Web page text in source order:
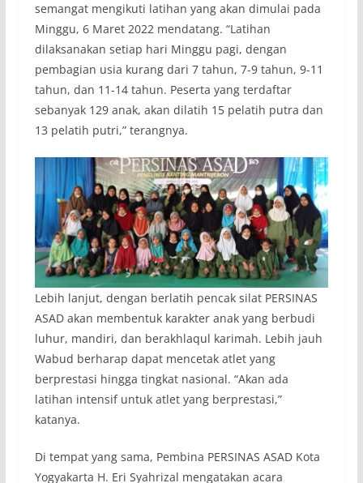
semangat mengikuti latihan yang akan dimulai pada
Minggu, 6 Maret 2022 mendatang. “Latihan
dilaksanakan setiap hari Minggu pagi, dengan
pembagian usia kurang dari 7 tahun, 7-9 tahun, 9-11
tahun, dan 11-14 tahun. Peserta yang terdaftar
sebanyak 129 anak, akan dilatih 15 pelatih putra dan
13 pelatih putri,” terangnya.
Lebih lanjut, dengan berlatih pencak silat PERSINAS
ASAD akan membentuk karakter anak yang berbudi
luhur, mandiri, dan berakhlaqul karimah. Lebih jauh
Wabud berharap dapat mencetak atlet yang
berprestasi hingga tingkat nasional. “Akan ada
latihan intensif untuk atlet yang berprestasi,”
katanya.
Di tempat yang sama, Pembina PERSINAS ASAD Kota
Yogyakarta H. Eri Syahrizal mengatakan acara